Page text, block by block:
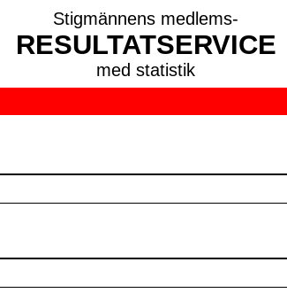
Stigmännens medlems-
RESULTATSERVICE
med statistik